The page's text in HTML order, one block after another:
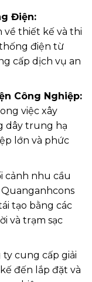
Điện:
về thiết kế và thi
điện từ
cấp dịch vụ an
Công Nghiệp:
việc xây
dây trung hạ
lớn và phức
cảnh nhu cầu
tạo bằng các
và trạm sạc
cung cấp giải
đến lắp đặt và